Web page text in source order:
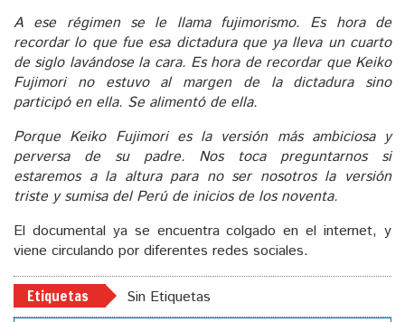
A ese régimen se le llama fujimorismo. Es hora de
recordar lo que fue esa dictadura que ya lleva un cuarto
de siglo lavándose la cara. Es hora de recordar que Keiko
Fujimori no estuvo al margen de la dictadura sino
participó en ella. Se alimentó de ella.
Porque Keiko Fujimori es la versión más ambiciosa y
perversa de su padre. Nos toca preguntarnos si
estaremos a la altura para no ser nosotros la versión
triste y sumisa del Perú de inicios de los noventa.
El documental ya se encuentra colgado en el internet, y
viene circulando por diferentes redes sociales.
Etiquetas Sin Etiquetas